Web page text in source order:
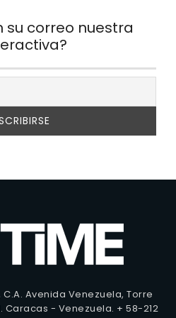
su correo nuestra
Avenida Venezuela, Torre
Caracas - Venezuela. + 58-212